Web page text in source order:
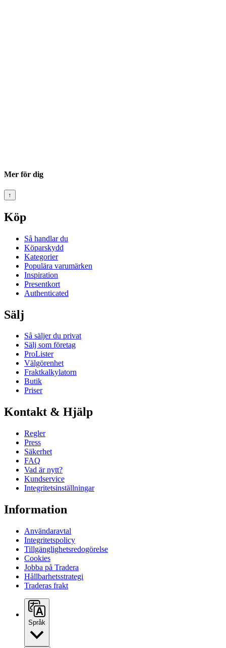
Mer för dig
↑
Köp
Så handlar du
Köparskydd
Kategorier
Populära varumärken
Inspiration
Presentkort
Authenticated
Sälj
Så säljer du privat
Sälj som företag
ProLister
Välgörenhet
Fraktkalkylatorn
Butik
Priser
Kontakt & Hjälp
Regler
Press
Säkerhet
FAQ
Vad är nytt?
Kundservice
Integritetsinställningar
Information
Användaravtal
Integritetspolicy
Tillgänglighetsredogörelse
Cookies
Jobba på Tradera
Hållbarhetsstrategi
Traderas frakt
Språk